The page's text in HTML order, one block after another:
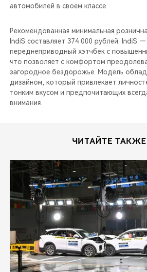
автомобилей в своем классе.
Рекомендованная минимальная
IndiS составляет 374 000 рублей. IndiS
переднеприводный хэтчбек с
что позволяет с комфортом
загородное бездорожье. Модель
дизайном, который привлекает
тонким вкусом и предпочитающих
внимания.
ЧИТАЙТЕ ТАКЖЕ